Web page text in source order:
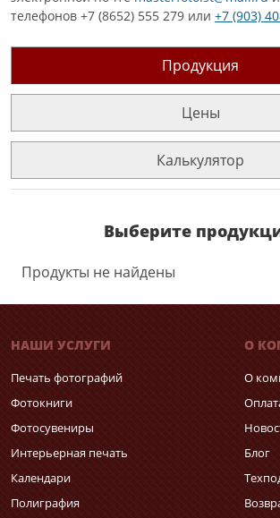
телефонов +7 (8652) 555 279 или +7 (903)
Продукция
Цены
Калькулятор
Выберите
Продукты не найдены
НАШИ УСЛУГИ
Печать фотографий
Фотокниги
Фотосувениры
Интерьерная печать
Календари
Полиграфия
О
О
Блог